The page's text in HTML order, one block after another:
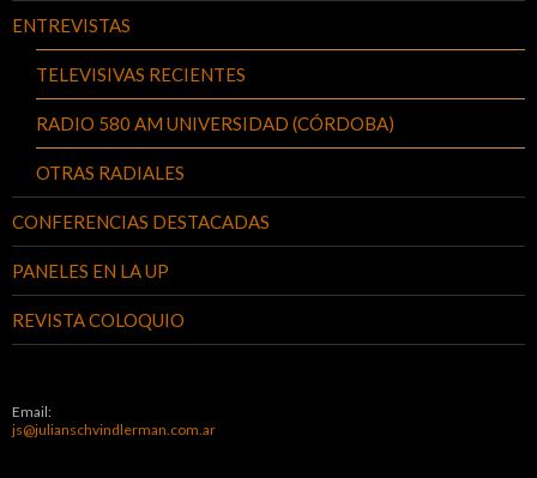
ENTREVISTAS
TELEVISIVAS RECIENTES
RADIO 580 AM UNIVERSIDAD (CÓRDOBA)
OTRAS RADIALES
CONFERENCIAS DESTACADAS
PANELES EN LA UP
REVISTA COLOQUIO
Email:
js@julianschvindlerman.com.ar